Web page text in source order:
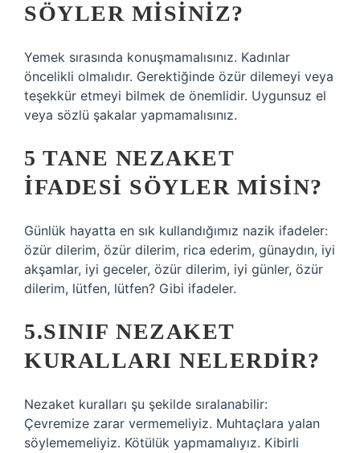
SÖYLER MISINIZ?
Yemek sırasında konuşmamalısınız. Kadınlar
öncelikli olmalıdır. Gerektiğinde özür dilemeyi veya
teşekkür etmeyi bilmek de önemlidir. Uygunsuz el
veya sözlü şakalar yapmamalısınız.
5 TANE NEZAKET
IFADESI SÖYLER MISIN?
Günlük hayatta en sık kullandığımız nazik ifadeler:
özür dilerim, özür dilerim, rica ederim, günaydın, iyi
akşamlar, iyi geceler, özür dilerim, iyi günler, özür
dilerim, lütfen, lütfen? Gibi ifadeler.
5.SINIF NEZAKET
KURALLARI NELERDIR?
Nezaket kuralları şu şekilde sıralanabilir:
Çevremize zarar vermemeliyiz. Muhtaçlara yalan
söylememeliyiz. Kötülük yapmamalıyız. Kibirli